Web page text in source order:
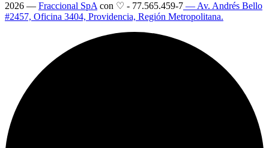
2026 — Fraccional SpA con ♡ - 77.565.459-7 — Av. Andrés Bello
#2457, Oficina 3404, Providencia, Región Metropolitana.